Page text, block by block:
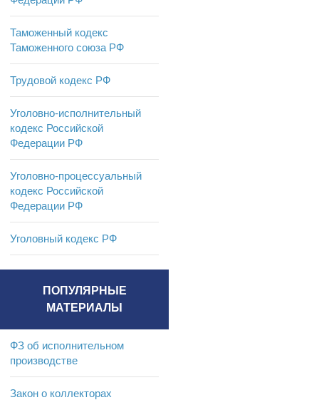
Таможенный кодекс
Таможенного союза РФ
Трудовой кодекс РФ
Уголовно-исполнительный
кодекс Российской
Федерации РФ
Уголовно-процессуальный
кодекс Российской
Федерации РФ
Уголовный кодекс РФ
ПОПУЛЯРНЫЕ
МАТЕРИАЛЫ
ФЗ об исполнительном
производстве
Закон о коллекторах